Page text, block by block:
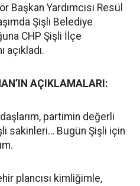
Yardımcısı Resül
Şişli Belediye
CHP Şişli İlçe
açıkladı.
AÇIKLAMALARI:
partimin değerli
sakinleri… Bugün Şişli için
plancısı kimliğimle,